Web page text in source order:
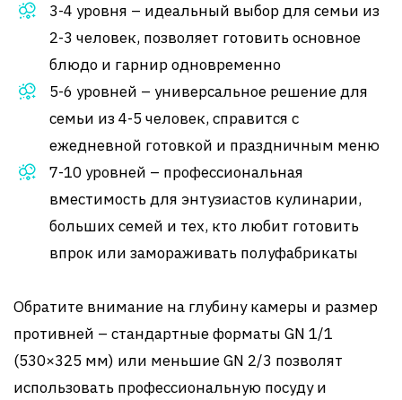
3-4 уровня – идеальный выбор для семьи из
2-3 человек, позволяет готовить основное
блюдо и гарнир одновременно
5-6 уровней – универсальное решение для
семьи из 4-5 человек, справится с
ежедневной готовкой и праздничным меню
7-10 уровней – профессиональная
вместимость для энтузиастов кулинарии,
больших семей и тех, кто любит готовить
впрок или замораживать полуфабрикаты
Обратите внимание на глубину камеры и размер
противней – стандартные форматы GN 1/1
(530×325 мм) или меньшие GN 2/3 позволят
использовать профессиональную посуду и